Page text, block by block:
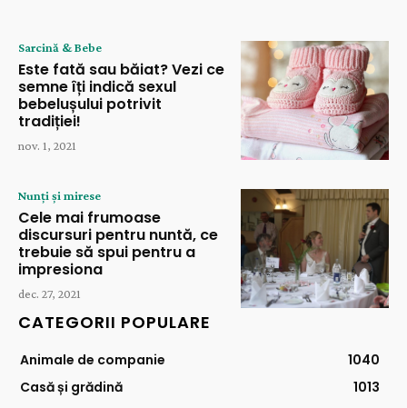
Sarcină & Bebe
Este fată sau băiat? Vezi ce
semne îți indică sexul
bebelușului potrivit
tradiției!
nov. 1, 2021
Nunți și mirese
Cele mai frumoase
discursuri pentru nuntă, ce
trebuie să spui pentru a
impresiona
dec. 27, 2021
CATEGORII POPULARE
Animale de companie
1040
Casă și grădină
1013